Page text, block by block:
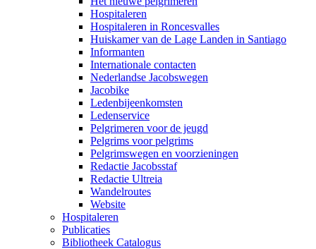
Hospitaleren
Hospitaleren in Roncesvalles
Huiskamer van de Lage Landen in Santiago
Informanten
Internationale contacten
Nederlandse Jacobswegen
Jacobike
Ledenbijeenkomsten
Ledenservice
Pelgrimeren voor de jeugd
Pelgrims voor pelgrims
Pelgrimswegen en voorzieningen
Redactie Jacobsstaf
Redactie Ultreia
Wandelroutes
Website
Hospitaleren
Publicaties
Bibliotheek Catalogus